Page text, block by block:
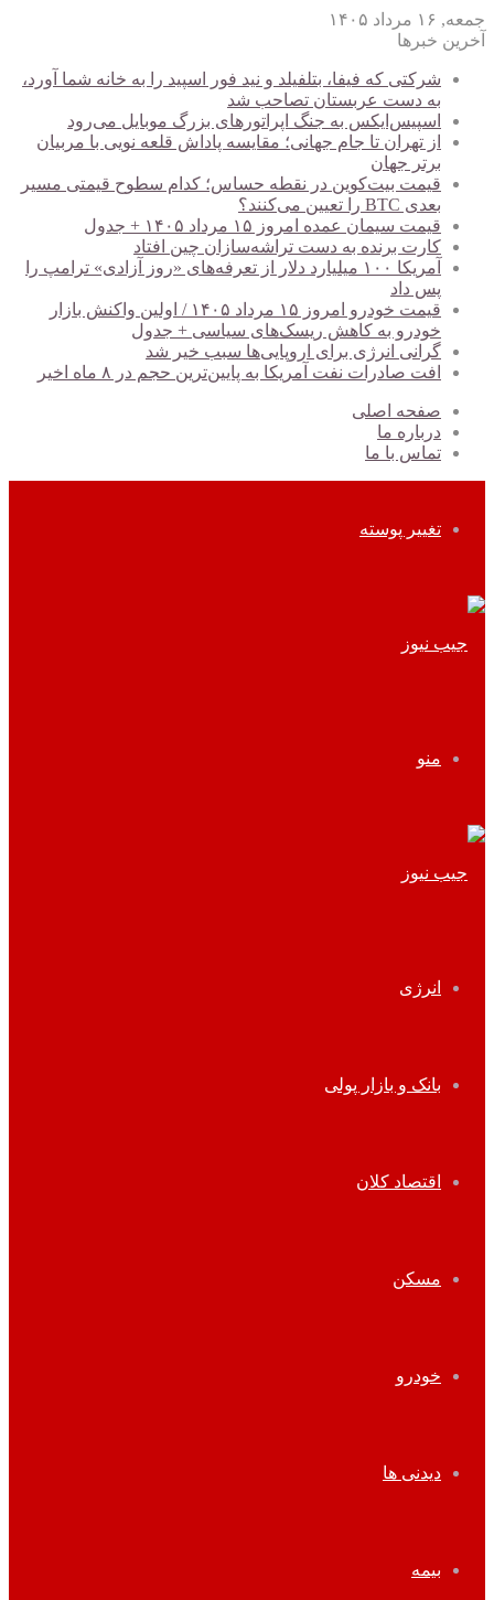
جمعه, ۱۶ مرداد ۱۴۰۵
آخرین خبرها
شرکتی که فیفا، بتلفیلد و نید فور اسپید را به خانه شما آورد،
به دست عربستان تصاحب شد
اسپیس‌ایکس به جنگ اپراتورهای بزرگ موبایل می‌رود
از تهران تا جام جهانی؛ مقایسه پاداش قلعه نویی با مربیان
برتر جهان
قیمت بیت‌کوین در نقطه حساس؛ کدام سطوح قیمتی مسیر
بعدی BTC را تعیین می‌کنند؟
قیمت سیمان عمده امروز ۱۵ مرداد ۱۴۰۵ + جدول
کارت برنده به دست تراشه‌سازان چین افتاد
آمریکا ۱۰۰ میلیارد دلار از تعرفه‌های «روز آزادی» ترامپ را
پس داد
قیمت خودرو امروز ۱۵ مرداد ۱۴۰۵ / اولین واکنش بازار
خودرو به کاهش ریسک‌های سیاسی + جدول
گرانی انرژی برای اروپایی‌ها سبب خیر شد
افت صادرات نفت آمریکا به پایین‌ترین حجم در ۸ ماه اخیر
صفحه اصلی
درباره ما
تماس با ما
تغییر پوسته
منو
انرژی
بانک و بازار پولی
اقتصاد کلان
مسکن
خودرو
دیدنی ها
بیمه